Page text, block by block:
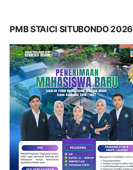
PMB STAICI SITUBONDO 2026